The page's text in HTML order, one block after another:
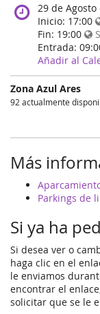
When
does
the
event
happen?
29 de Agosto
Inicio: 17:00
Fin: 19:00
Entrada:
Añadir al
Zona Azul Ares
92 actualmente
Más
Parkings de
Si ya ha
Si desea ver o
haga clic en el
le enviamos
encontrar el
solicitar que se le